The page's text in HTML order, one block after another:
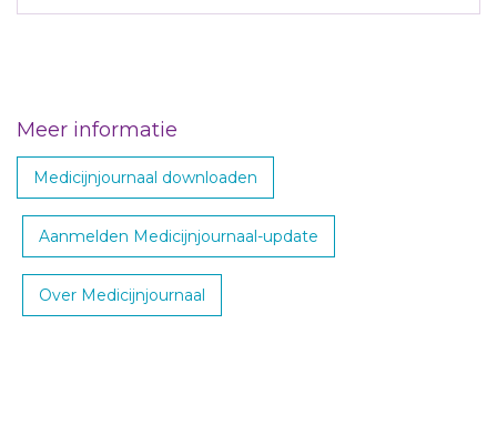
Meer informatie
Medicijnjournaal downloaden
Aanmelden Medicijnjournaal-update
Over Medicijnjournaal